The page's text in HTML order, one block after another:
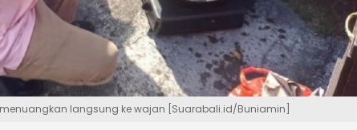
langsung ke wajan [Suarabali.id/Buniamin]